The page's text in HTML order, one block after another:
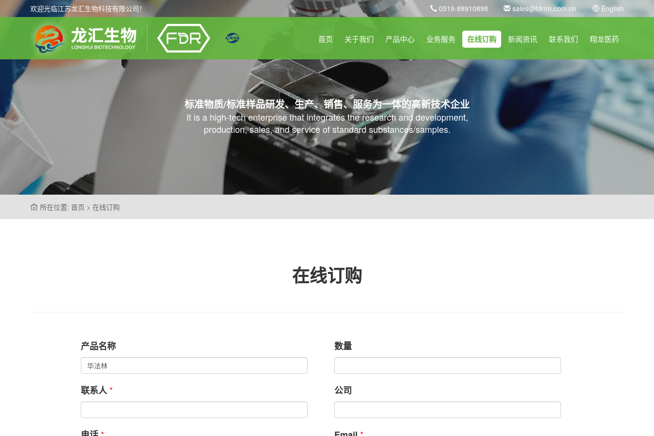
欢迎光临江苏龙汇生物科技有限公司！ 0519-88910898 sales@fdrrm.com.cn English
首页 关于我们 产品中心 业务服务 在线订购 新闻资讯 联系我们 翔龙医药
标准物质/标准样品研发、生产、销售、服务为一体的高新技术企业
It is a high-tech enterprise that integrates the research and development,
production, sales, and service of standard substances/samples.
所在位置: 首页 > 在线订购
在线订购
产品名称 数量
联系人 * 公司